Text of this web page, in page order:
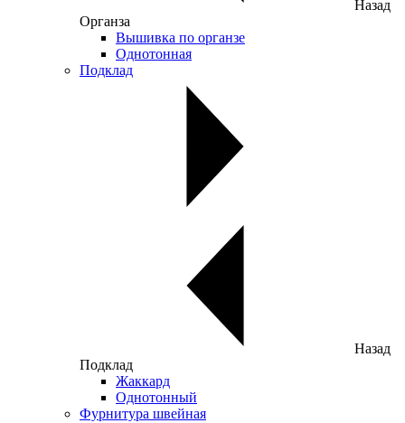
Назад
Органза
Вышивка по органзе
Однотонная
Подклад
Назад
Подклад
Жаккард
Однотонный
Фурнитура швейная